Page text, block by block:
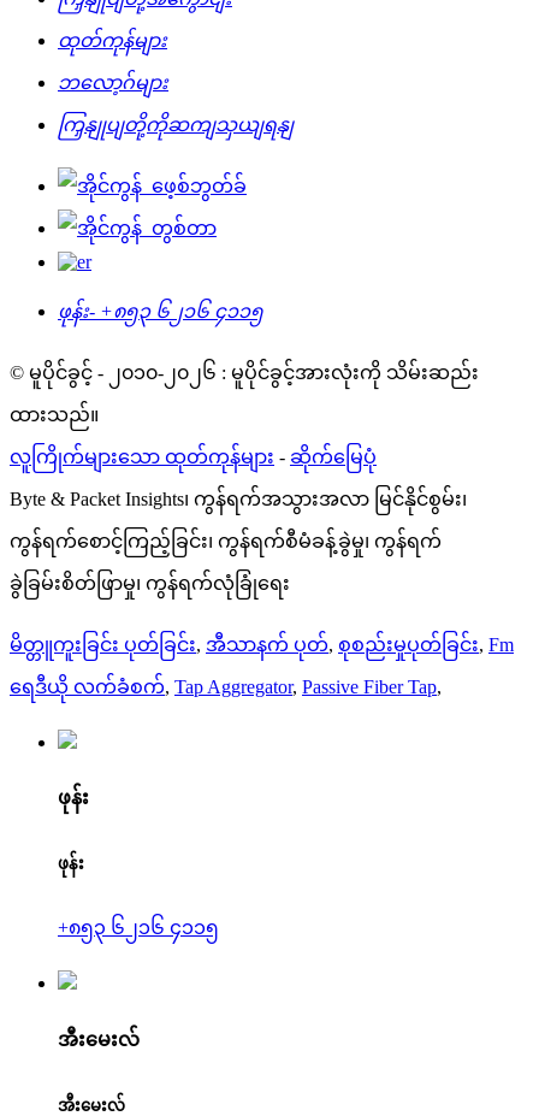
ထုတ်ကုန်များ
ဘလော့ဂ်များ
ကြှနျုပျတို့ကိုဆကျသှယျရနျ
ဖုန်း- +၈၅၃ ၆၂၁၆ ၄၁၁၅
© မူပိုင်ခွင့် - ၂၀၁၀-၂၀၂၆ : မူပိုင်ခွင့်အားလုံးကို သိမ်းဆည်း
ထားသည်။
လူကြိုက်များသော ထုတ်ကုန်များ - ဆိုက်မြေပုံ
Byte & Packet Insights၊ ကွန်ရက်အသွားအလာ မြင်နိုင်စွမ်း၊
ကွန်ရက်စောင့်ကြည့်ခြင်း၊ ကွန်ရက်စီမံခန့်ခွဲမှု၊ ကွန်ရက်
ခွဲခြမ်းစိတ်ဖြာမှု၊ ကွန်ရက်လုံခြုံရေး
မိတ္တူကူးခြင်း ပုတ်ခြင်း, အီသာနက် ပုတ်, စုစည်းမှုပုတ်ခြင်း, Fm
ရေဒီယို လက်ခံစက်, Tap Aggregator, Passive Fiber Tap,
ဖုန်း
ဖုန်း
+၈၅၃ ၆၂၁၆ ၄၁၁၅
အီးမေးလ်
အီးမေးလ်